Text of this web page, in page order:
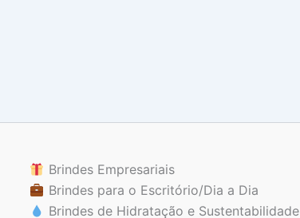
Brindes Empresariais
Brindes para o Escritório/Dia a Dia
Brindes de Hidratação e Sustentabilidade